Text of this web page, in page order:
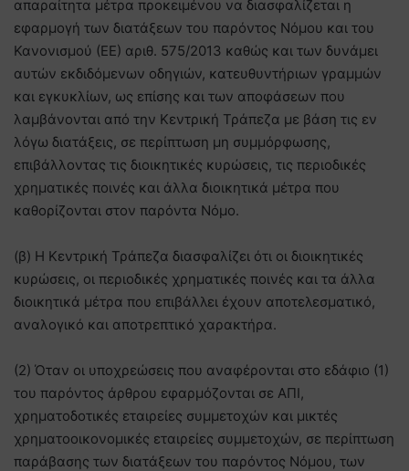
απαραίτητα μέτρα προκειμένου να διασφαλίζεται η
εφαρμογή των διατάξεων του παρόντος Νόμου και του
Κανονισμού (ΕΕ) αριθ. 575/2013 καθώς και των δυνάμει
αυτών εκδιδόμενων οδηγιών, κατευθυντήριων γραμμών
και εγκυκλίων, ως επίσης και των αποφάσεων που
λαμβάνονται από την Κεντρική Τράπεζα με βάση τις εν
λόγω διατάξεις, σε περίπτωση μη συμμόρφωσης,
επιβάλλοντας τις διοικητικές κυρώσεις, τις περιοδικές
χρηματικές ποινές και άλλα διοικητικά μέτρα που
καθορίζονται στον παρόντα Νόμο.
(β) Η Κεντρική Τράπεζα διασφαλίζει ότι οι διοικητικές
κυρώσεις, οι περιοδικές χρηματικές ποινές και τα άλλα
διοικητικά μέτρα που επιβάλλει έχουν αποτελεσματικό,
αναλογικό και αποτρεπτικό χαρακτήρα.
(2) Όταν οι υποχρεώσεις που αναφέρονται στο εδάφιο (1)
του παρόντος άρθρου εφαρμόζονται σε ΑΠΙ,
χρηματοδοτικές εταιρείες συμμετοχών και μικτές
χρηματοοικονομικές εταιρείες συμμετοχών, σε περίπτωση
παράβασης των διατάξεων του παρόντος Νόμου, των